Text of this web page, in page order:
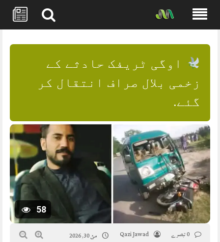
content
اوگی ٹریفک حادثے کے
زخمی بلال صراف انتقال کر
گئے.
58
Qazi Jawad مئ 30, 2026